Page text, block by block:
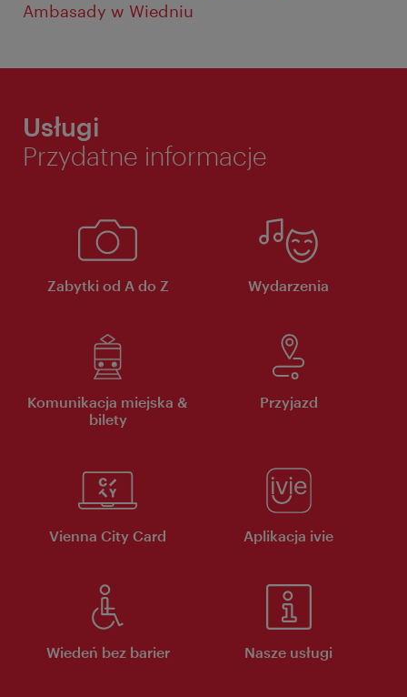
Ambasady w Wiedniu
Usługi
Przydatne informacje
Zabytki od A do Z Wydarzenia
Komunikacja miejska &
bilety
Przyjazd
Vienna City Card Aplikacja ivie
Wiedeń bez barier Nasze usługi